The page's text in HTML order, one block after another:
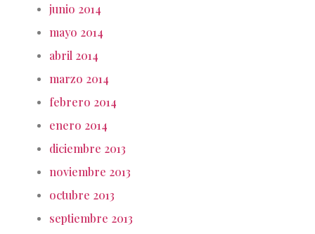
junio 2014
mayo 2014
abril 2014
marzo 2014
febrero 2014
enero 2014
diciembre 2013
noviembre 2013
octubre 2013
septiembre 2013